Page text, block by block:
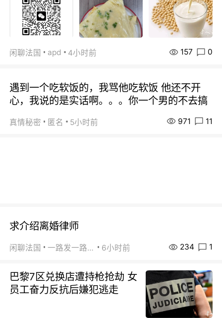
闲聊法国 apd 4小时前 157 0
遇到一个吃软饭的，我骂他吃软饭 他还不开
心，我说的是实话啊。。。你一个男的不去搞
真情秘密 匿名 5小时前 971 11
求介绍离婚律师
闲聊法国 一路发一路发 6小时前 234 1
巴黎7区兑换店遭持枪抢劫 女
员工奋力反抗后嫌犯逃走